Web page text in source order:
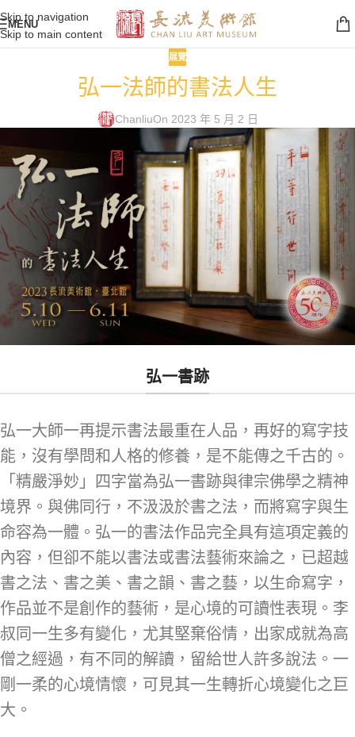
Skip to navigation
Skip to main content
MENU
展覽
弘一法師的書法人生
ChanliuOn 2023 年 5 月 2 日
弘一書跡
弘一大師一再提示書法最重在人品，再好的寫字技
能，沒有學問和人格的修養，是不能傳之千古的。
「精嚴淨妙」四字當為弘一書跡與律宗佛學之精神
境界。與佛同行，不汲汲於書之法，而將寫字與生
命容為一體。弘一的書法作品完全具有這項定義的
內容，但卻不能以書法或書法藝術來論之，已超越
書之法、書之美、書之韻、書之藝，以生命寫字，
作品並不是創作的藝術，是心境的可讀性表現。李
叔同一生多有變化，尤其堅棄俗情，出家成就為高
僧之經過，有不同的解讀，留給世人許多說法。一
剛一柔的心境情懷，可見其一生轉折心境變化之巨
大。